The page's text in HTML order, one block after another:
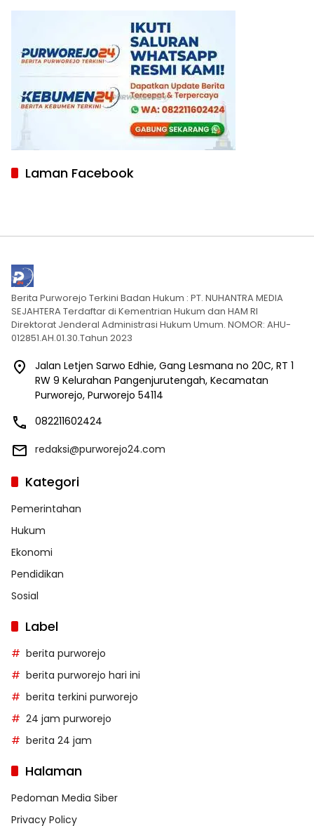
Laman Facebook
Berita Purworejo Terkini Badan Hukum : PT. NUHANTRA MEDIA
SEJAHTERA Terdaftar di Kementrian Hukum dan HAM RI
Direktorat Jenderal Administrasi Hukum Umum. NOMOR: AHU-
012851.AH.01.30.Tahun 2023
Jalan Letjen Sarwo Edhie, Gang Lesmana no 20C, RT 1
RW 9 Kelurahan Pangenjurutengah, Kecamatan
Purworejo, Purworejo 54114
082211602424
redaksi@purworejo24.com
Kategori
Pemerintahan
Hukum
Ekonomi
Pendidikan
Sosial
Label
berita purworejo
berita purworejo hari ini
berita terkini purworejo
24 jam purworejo
berita 24 jam
Halaman
Pedoman Media Siber
Privacy Policy